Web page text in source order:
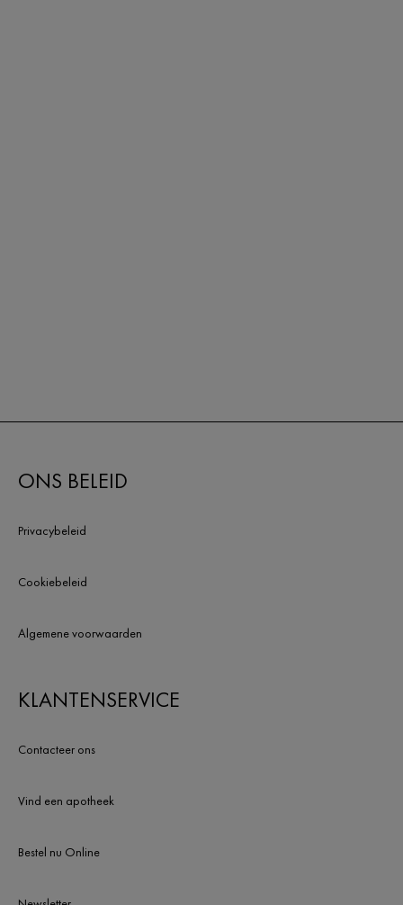
ONS BELEID
Privacybeleid
Cookiebeleid
Algemene voorwaarden
KLANTENSERVICE
Contacteer ons
Vind een apotheek
Bestel nu Online